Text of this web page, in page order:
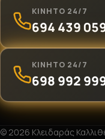
ΚΙΝΗΤΌ 24/7
694 439
ΚΙΝΗΤΌ 24/7
698 992
© 2026 Κλειδαράς